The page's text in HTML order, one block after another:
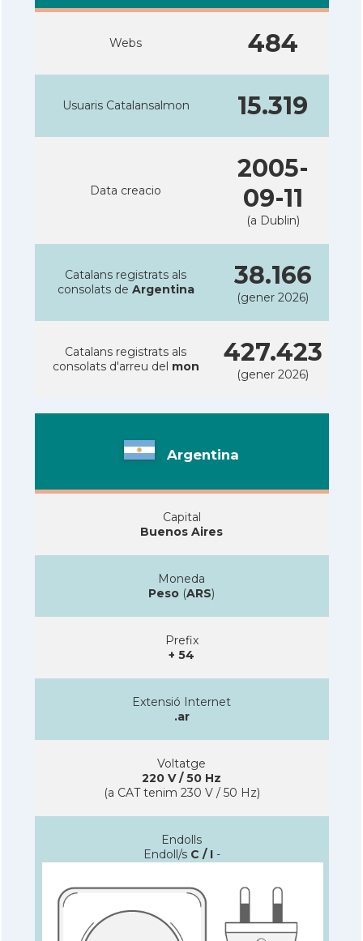
Webs 484
Usuaris Catalansalmon 15.319
Data creacio
2005-
09-11
(a Dublin)
Catalans registrats als
consolats de Argentina 38.166
(gener 2026)
Catalans registrats als
consolats d'arreu del mon 427.423
(gener 2026)
Argentina
Capital
Buenos Aires
Moneda
Peso (ARS)
Prefix
+ 54
Extensió Internet
.ar
Voltatge
220 V / 50 Hz
(a CAT tenim 230 V / 50 Hz)
Endolls
Endoll/s C / I-